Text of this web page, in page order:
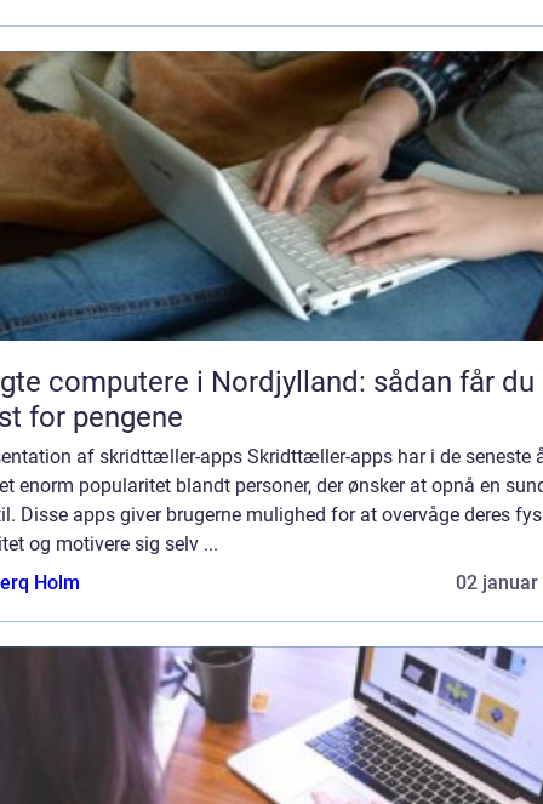
computere i Nordjylland: sådan får du
for pengene
af skridttæller-apps Skridttæller-apps har i de seneste
enorm popularitet blandt personer, der ønsker at opnå en
Disse apps giver brugerne mulighed for at overvåge deres
og motivere sig selv ...
Holm
02 januar